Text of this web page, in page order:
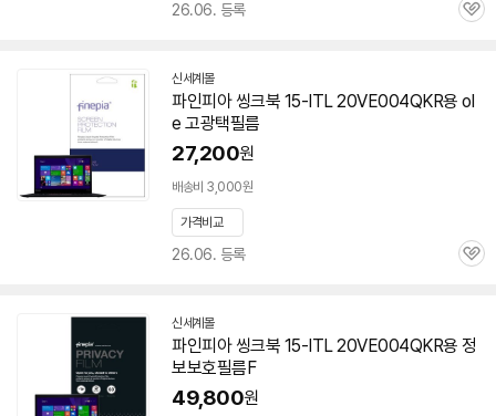
26.06. 등록
관
신세계몰
파인피아 씽크북 15-ITL 20VE004QKR용 ol
e 고광택필름
27,200원
배송비 3,000원
가격비교
26.06. 등록
관
신세계몰
파인피아 씽크북 15-ITL 20VE004QKR용 정
보보호필름F
49,800원